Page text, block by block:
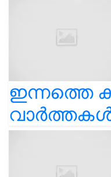
ഇന്നത്തെ
വാർത്തകൾ